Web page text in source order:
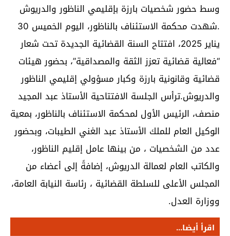
وسط حضور شخصيات بارزة بإقليمي الناظور والدريوش
.شهدت محكمة الاستئناف بالناظور، اليوم الخميس 30
يناير 2025، افتتاح السنة القضائية الجديدة تحت شعار
“فعالية قضائية تعزز الثقة والمصداقية”، بحضور هيئات
قضائية وقانونية بارزة وكبار مسؤولي إقليمي الناظور
والدريوش.ترأس الجلسة الافتتاحية الأستاذ عبد المجيد
منصف، الرئيس الأول لمحكمة الاستئناف بالناظور، بمعية
الوكيل العام للملك الأستاذ عبد الغني الطيبات، وبحضور
عدد من الشخصيات ، من بينها عامل إقليم الناظور،
والكاتب العام لعمالة الدريوش، إضافةً إلى أعضاء من
المجلس الأعلى للسلطة القضائية ، رئاسة النيابة العامة،
ووزارة العدل.
اقرأ أيضا...